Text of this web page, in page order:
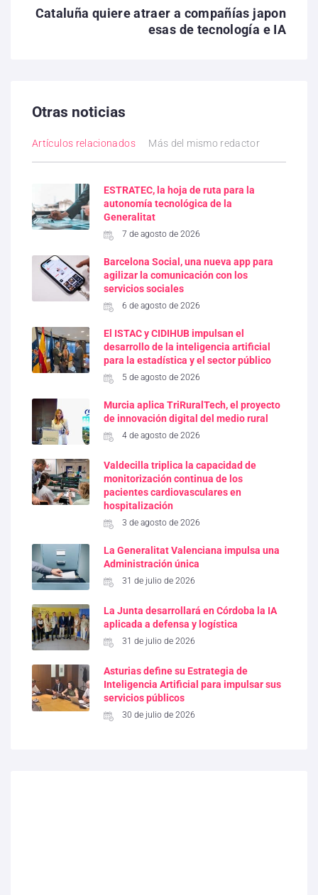
Cataluña quiere atraer a compañías japon
esas de tecnología e IA
Otras noticias
Artículos relacionados Más del mismo redactor
ESTRATEC, la hoja de ruta para la
autonomía tecnológica de la
Generalitat
7 de agosto de 2026
Barcelona Social, una nueva app para
agilizar la comunicación con los
servicios sociales
6 de agosto de 2026
El ISTAC y CIDIHUB impulsan el
desarrollo de la inteligencia artificial
para la estadística y el sector público
5 de agosto de 2026
Murcia aplica TriRuralTech, el proyecto
de innovación digital del medio rural
4 de agosto de 2026
Valdecilla triplica la capacidad de
monitorización continua de los
pacientes cardiovasculares en
hospitalización
3 de agosto de 2026
La Generalitat Valenciana impulsa una
Administración única
31 de julio de 2026
La Junta desarrollará en Córdoba la IA
aplicada a defensa y logística
31 de julio de 2026
Asturias define su Estrategia de
Inteligencia Artificial para impulsar sus
servicios públicos
30 de julio de 2026